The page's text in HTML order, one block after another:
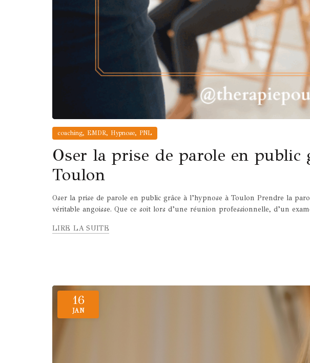
coaching, EMDR, Hypnose, PNL
Oser la prise de parole en public
Toulon
Oser la prise de parole en public grâce à l’hypnose à Toulon Prendre la
véritable angoisse. Que ce soit lors d’une réunion professionnelle, d’un
LIRE LA SUITE
16
JAN